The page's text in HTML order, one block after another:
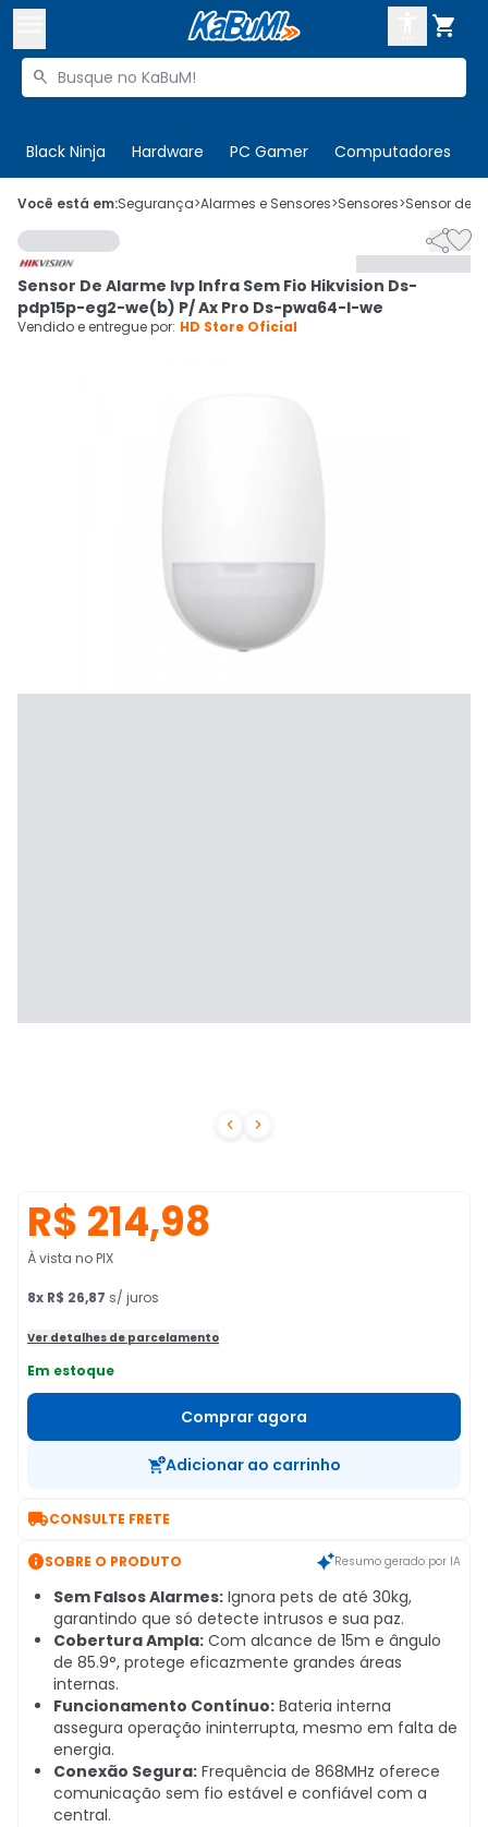

Buscar produtos

Black Ninja Hardware PC Gamer Computadores
 Olá. Acesse sua conta
 Departamentos
Cupons
CADASTRE-SE
Você está em:Segurança>Alarmes e Sensores>Sensores>Sensor de
 

Sensor De Alarme Ivp Infra Sem Fio Hikvision Ds-
pdp15p-eg2-we(b) P/ Ax Pro Ds-pwa64-l-we
Vendido e entregue por: HD Store Oficial
R$ 214,98
À vista no PIX
8x R$ 26,87 s/ juros
Ver detalhes de parcelamento
Em estoque
Comprar agora
Adicionar ao carrinho
CONSULTE FRETE
SOBRE O PRODUTO Resumo gerado por IA
Sem Falsos Alarmes: Ignora pets de até 30kg,
garantindo que só detecte intrusos e sua paz.
Cobertura Ampla: Com alcance de 15m e ângulo
de 85.9°, protege eficazmente grandes áreas
internas.
Funcionamento Contínuo: Bateria interna
assegura operação ininterrupta, mesmo em falta de
energia.
Conexão Segura: Frequência de 868MHz oferece
comunicação sem fio estável e confiável com a
central.